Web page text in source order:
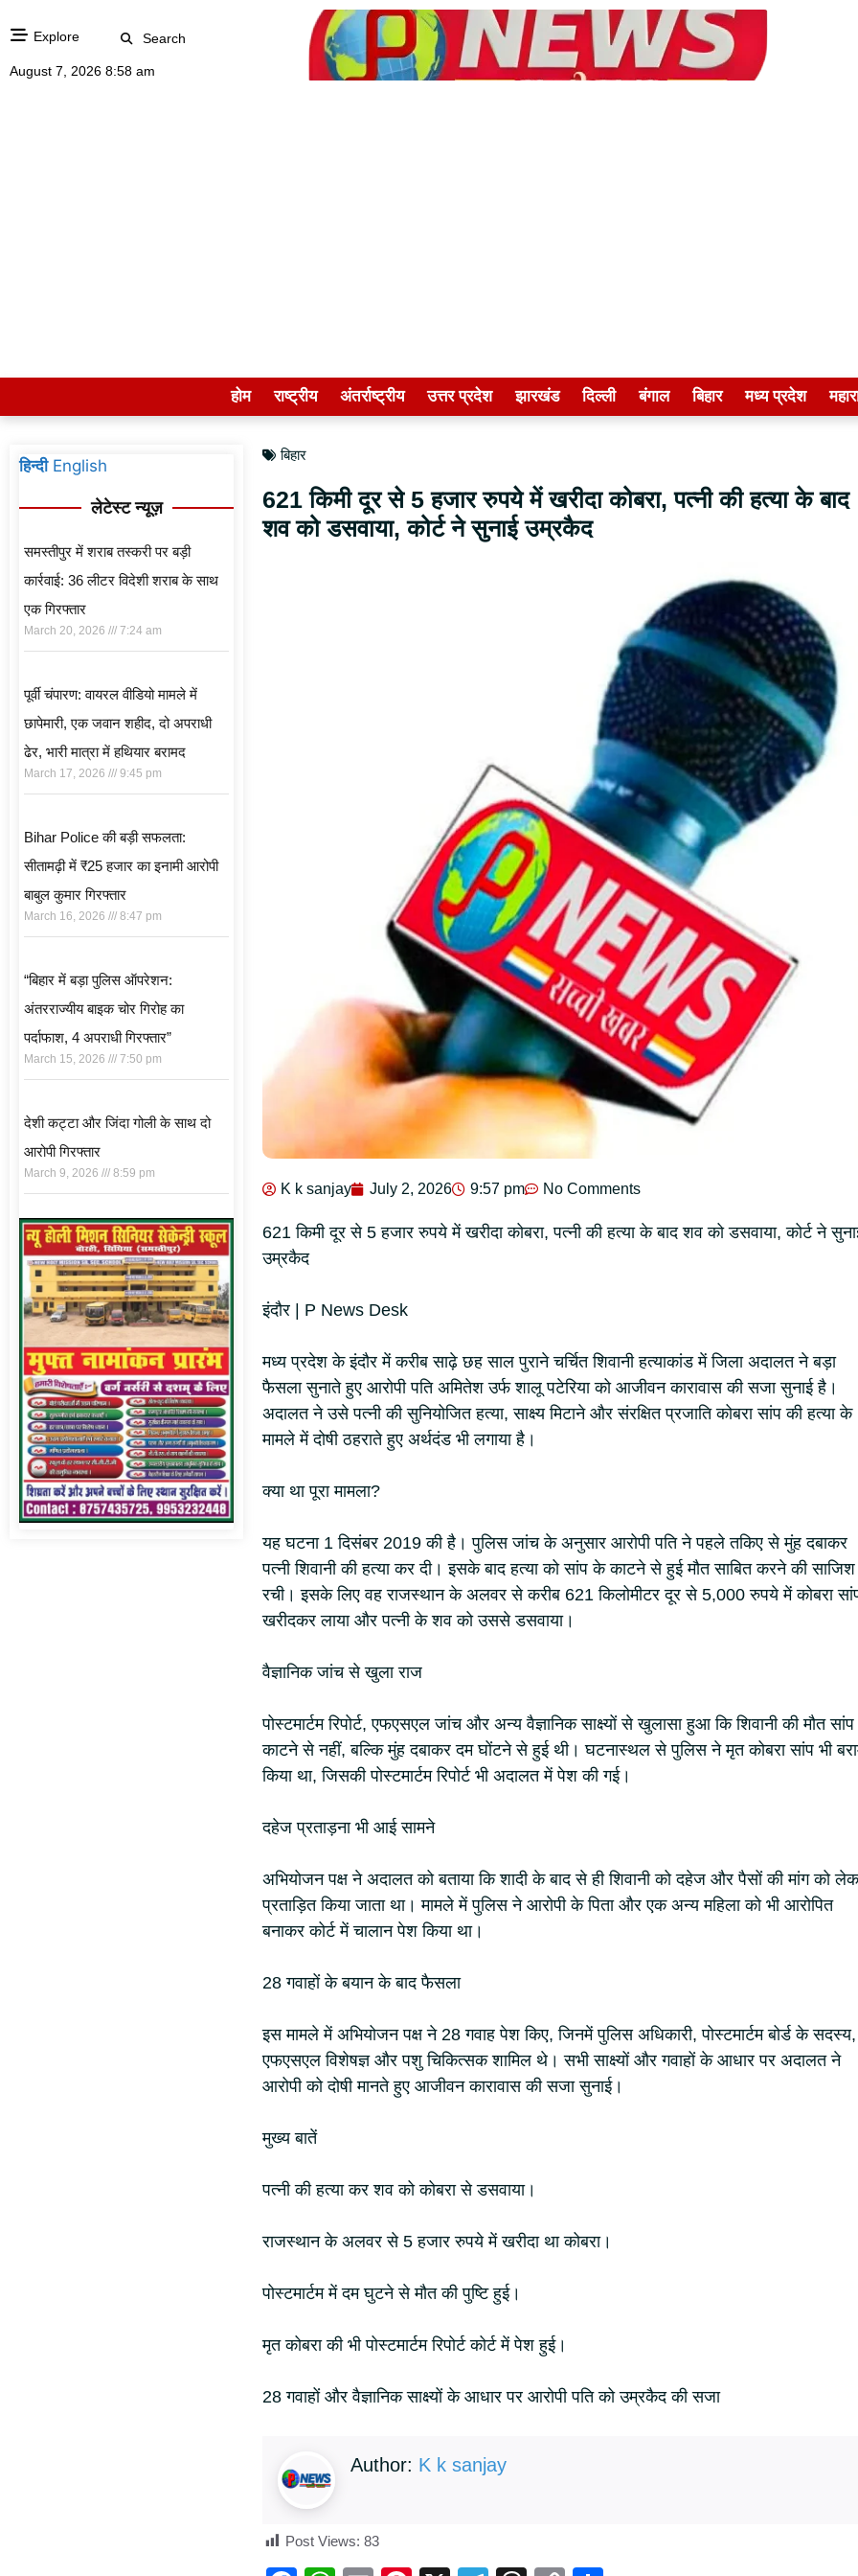
Explore Search
August 7, 2026 8:58 am
होम राष्ट्रीय अंतर्राष्ट्रीय उत्तर प्रदेश झारखंड दिल्ली बंगाल बिहार मध्य प्रदेश
हिन्दी English
लेटेस्ट न्यूज़
समस्तीपुर में शराब तस्करी पर बड़ी
कार्रवाई: 36 लीटर विदेशी शराब के साथ
एक गिरफ्तार
March 20, 2026 7:24 am
पूर्वी चंपारण: वायरल वीडियो मामले में
छापेमारी, एक जवान शहीद, दो अपराधी
ढेर, भारी मात्रा में हथियार बरामद
March 17, 2026 9:45 pm
Bihar Police की बड़ी सफलता:
सीतामढ़ी में ₹25 हजार का इनामी आरोपी
बाबुल कुमार गिरफ्तार
March 16, 2026 8:47 pm
“बिहार में बड़ा पुलिस ऑपरेशन:
अंतरराज्यीय बाइक चोर गिरोह का
पर्दाफाश, 4 अपराधी गिरफ्तार”
March 15, 2026 7:50 pm
देशी कट्टा और जिंदा गोली के साथ दो
आरोपी गिरफ्तार
March 9, 2026 8:59 pm
बिहार
621 किमी दूर से 5 हजार रुपये में खरीदा कोबरा, पत्नी की हत्या के बाद
शव को डसवाया, कोर्ट ने सुनाई उम्रकैद
K k sanjay July 2, 2026 9:57 pm No Comments
621 किमी दूर से 5 हजार रुपये में खरीदा कोबरा, पत्नी की हत्या के बाद शव को डसवाया, कोर्ट ने
उम्रकैद
इंदौर | P News Desk
मध्य प्रदेश के इंदौर में करीब साढ़े छह साल पुराने चर्चित शिवानी हत्याकांड में जिला अदालत ने बड़ा
फैसला सुनाते हुए आरोपी पति अमितेश उर्फ शालू पटेरिया को आजीवन कारावास की सजा सुनाई है।
अदालत ने उसे पत्नी की सुनियोजित हत्या, साक्ष्य मिटाने और संरक्षित प्रजाति कोबरा सांप की हत्या के
मामले में दोषी ठहराते हुए अर्थदंड भी लगाया है।
क्या था पूरा मामला?
यह घटना 1 दिसंबर 2019 की है। पुलिस जांच के अनुसार आरोपी पति ने पहले तकिए से मुंह दबाकर
पत्नी शिवानी की हत्या कर दी। इसके बाद हत्या को सांप के काटने से हुई मौत साबित करने की साजिश
रची। इसके लिए वह राजस्थान के अलवर से करीब 621 किलोमीटर दूर से 5,000 रुपये में कोबरा
खरीदकर लाया और पत्नी के शव को उससे डसवाया।
वैज्ञानिक जांच से खुला राज
पोस्टमार्टम रिपोर्ट, एफएसएल जांच और अन्य वैज्ञानिक साक्ष्यों से खुलासा हुआ कि शिवानी की मौत
काटने से नहीं, बल्कि मुंह दबाकर दम घोंटने से हुई थी। घटनास्थल से पुलिस ने मृत कोबरा सांप भी
किया था, जिसकी पोस्टमार्टम रिपोर्ट भी अदालत में पेश की गई।
दहेज प्रताड़ना भी आई सामने
अभियोजन पक्ष ने अदालत को बताया कि शादी के बाद से ही शिवानी को दहेज और पैसों की मांग को
प्रताड़ित किया जाता था। मामले में पुलिस ने आरोपी के पिता और एक अन्य महिला को भी आरोपित
बनाकर कोर्ट में चालान पेश किया था।
28 गवाहों के बयान के बाद फैसला
इस मामले में अभियोजन पक्ष ने 28 गवाह पेश किए, जिनमें पुलिस अधिकारी, पोस्टमार्टम बोर्ड के सदस्य,
एफएसएल विशेषज्ञ और पशु चिकित्सक शामिल थे। सभी साक्ष्यों और गवाहों के आधार पर अदालत ने
आरोपी को दोषी मानते हुए आजीवन कारावास की सजा सुनाई।
मुख्य बातें
पत्नी की हत्या कर शव को कोबरा से डसवाया।
राजस्थान के अलवर से 5 हजार रुपये में खरीदा था कोबरा।
पोस्टमार्टम में दम घुटने से मौत की पुष्टि हुई।
मृत कोबरा की भी पोस्टमार्टम रिपोर्ट कोर्ट में पेश हुई।
28 गवाहों और वैज्ञानिक साक्ष्यों के आधार पर आरोपी पति को उम्रकैद की सजा
Author: K k sanjay
Post Views: 83